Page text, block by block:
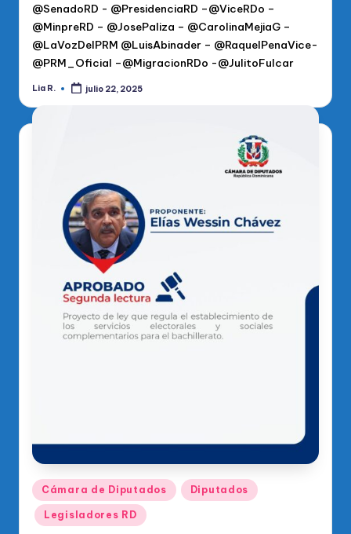
@SenadoRD - @PresidenciaRD –@ViceRDo –
@MinpreRD – @JosePaliza – @CarolinaMejiaG –
@LaVozDelPRM @LuisAbinader – @RaquelPenaVice-
@PRM_Oficial –@MigracionRDo -@JulitoFulcar
Publicado
Lia R. julio 22, 2025
Publicado
en
Cámara de Diputados Diputados
Legisladores RD